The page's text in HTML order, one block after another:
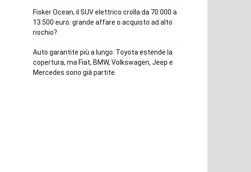
Fisker Ocean, il SUV elettrico crolla da 70.000 a
13.500 euro: grande affare o acquisto ad alto
rischio?
Auto garantite più a lungo: Toyota estende la
copertura, ma Fiat, BMW, Volkswagen, Jeep e
Mercedes sono già partite